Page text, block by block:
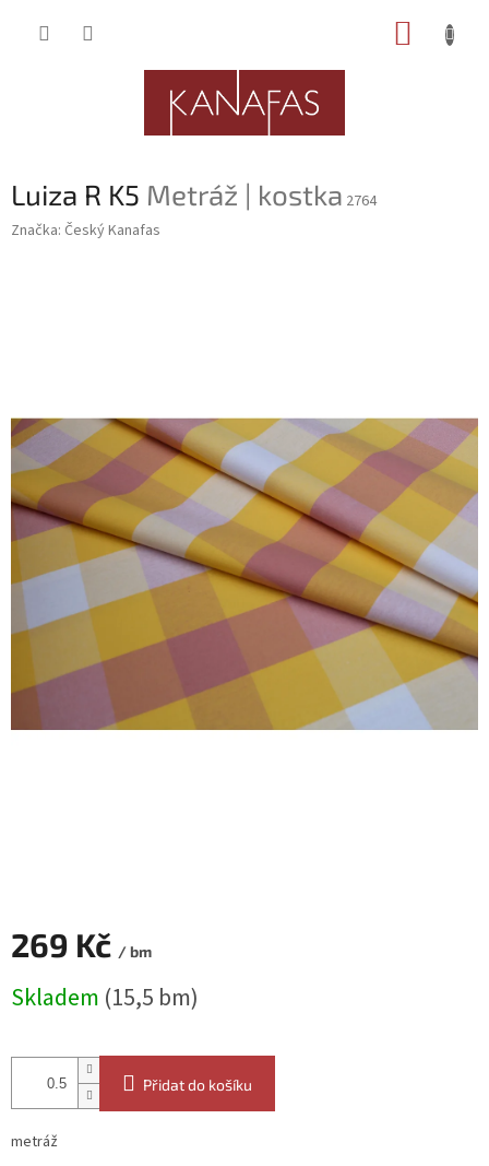
Luiza R K5 Metráž | kostka 2764
Značka: Český Kanafas
269 Kč / bm
cena:
Skladem (15,5 bm)
Přidat do košíku
metráž